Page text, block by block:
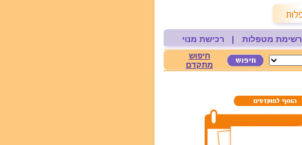
רשימת מטפלות | רכישת מנוי
חיפוש
מתקדם